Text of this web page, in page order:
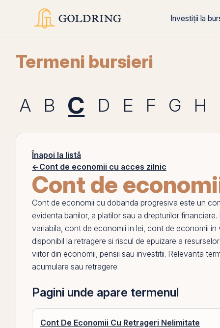
Investiții la
Termeni bursieri
A B C D E F G H
Înapoi la listă
←Cont de economii cu acces zilnic
Cont de
Cont de economii cu dobanda progresiva este un
evidenta banilor, a platilor sau a drepturilor
variabila, cont de economii in lei, cont de economii in
disponibil la retragere si riscul de epuizare a
viitor din economii, pensii sau investitii. Relevanta
acumulare sau retragere.
Pagini unde apare termenul
Cont De Economii Cu Retrageri Nelimitate